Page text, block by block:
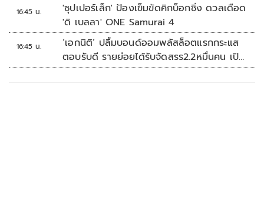
16:45 น.
'ซุปเปอร์เล็ก' ป้องเข็มขัดคิกบ็อกซิ่ง ดวลเดือด
'ดิ เบลลา' ONE Samurai 4
16:45 น.
‘เอกนิติ’ ปลื้มบอนด์ออมพลัสล็อตแรกกระแส
ตอบรับดี รายย่อยได้รับจัดสรร2.2หมื่นคน เปิด
จองรอบใหม่ก.ย.นี้